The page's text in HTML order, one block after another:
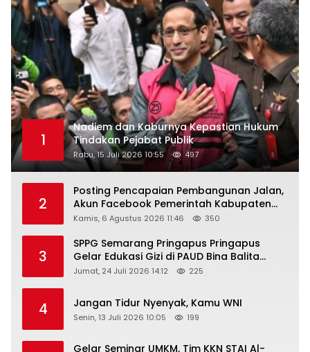
1
Nadiem dan Kaburnya Kepastian Hukum
Tindakan Pejabat Publik
Rabu, 15 Juli 2026 10:55 497
2
Posting Pencapaian Pembangunan Jalan,
Akun Facebook Pemerintah Kabupaten
Rembang “Dirujak” Warganet
Kamis, 6 Agustus 2026 11:46 350
3
SPPG Semarang Pringapus Pringapus
Gelar Edukasi Gizi di PAUD Bina Balita
Peringati Hari Anak Nasional 2026
Jumat, 24 Juli 2026 14:12 225
4 Jangan Tidur Nyenyak, Kamu WNI
Senin, 13 Juli 2026 10:05 199
Gelar Seminar UMKM, Tim KKN STAI Al-